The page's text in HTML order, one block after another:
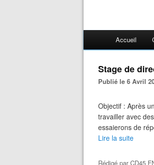
Accueil
Stage de
Publié le 6 Avril
Objectif : Après
travailler avec
essaierons de
Lire la suite
Rédigé parCD45